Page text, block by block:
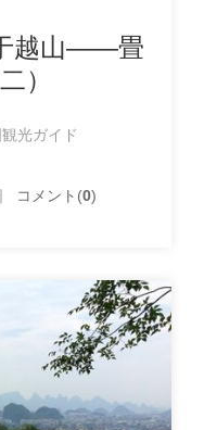
越山——畳
）
光ガイド
コメント(0)